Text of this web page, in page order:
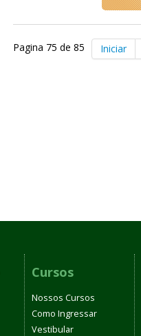
Pagina 75 de 85 Iniciar
Cursos
Nossos Cursos
Como Ingressar
Vestibular